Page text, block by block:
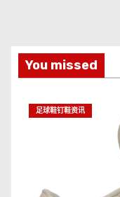
You missed
足球鞋钉鞋资讯